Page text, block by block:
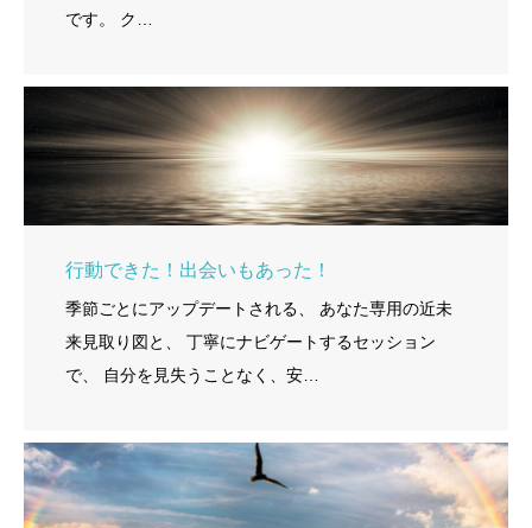
です。 ク…
行動できた！出会いもあった！
季節ごとにアップデートされる、 あなた専用の近未
来見取り図と、 丁寧にナビゲートするセッション
で、 自分を見失うことなく、安…